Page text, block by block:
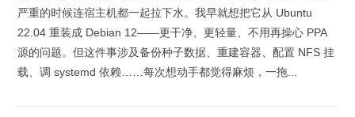
严重的时候连宿主机都一起拉下水。我早就想把它从 Ubuntu
22.04 重装成 Debian 12——更干净、更轻量、不用再操心 PPA
源的问题。但这件事涉及备份种子数据、重建容器、配置 NFS 挂
载、调 systemd 依赖……每次想动手都觉得麻烦，一拖...